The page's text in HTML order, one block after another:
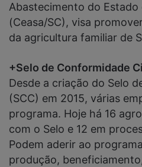
Abastecimento do Estado
(Ceasa/SC), visa
da agricultura familiar de
+Selo de Conformidade
Desde a criação do Selo
(SCC) em 2015, várias
programa. Hoje há 16
com o Selo e 12 em
Podem aderir ao
produção,